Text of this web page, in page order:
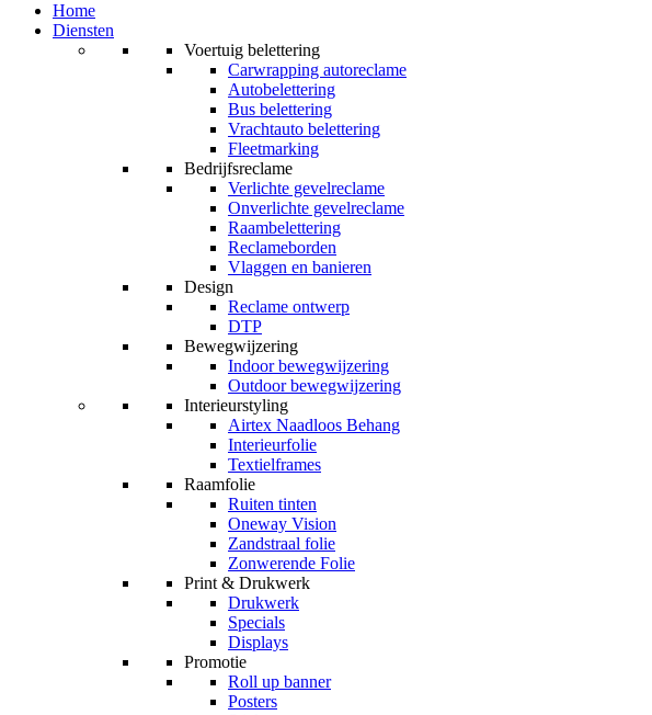
Home
Diensten
Voertuig belettering
Carwrapping autoreclame
Autobelettering
Bus belettering
Vrachtauto belettering
Fleetmarking
Bedrijfsreclame
Verlichte gevelreclame
Onverlichte gevelreclame
Raambelettering
Reclameborden
Vlaggen en banieren
Design
Reclame ontwerp
DTP
Bewegwijzering
Indoor bewegwijzering
Outdoor bewegwijzering
Interieurstyling
Airtex Naadloos Behang
Interieurfolie
Textielframes
Raamfolie
Ruiten tinten
Oneway Vision
Zandstraal folie
Zonwerende Folie
Print & Drukwerk
Drukwerk
Specials
Displays
Promotie
Roll up banner
Posters